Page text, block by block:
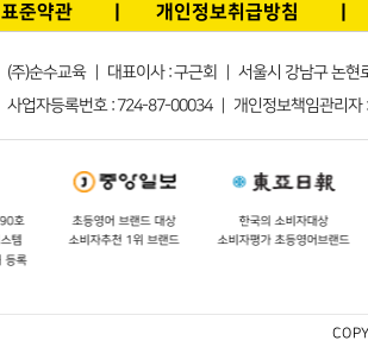
표준약관 개인정보취급방침
(주)순수교육 ｜ 대표이사 : 구근회 ｜ 서울시 강남구 논
사업자등록번호 : 724-87-00034 ｜ 개인정보책임관리
초등영어 브랜드 대상
소비자추천 1위 브랜드
한국의 소비자대상
소비자평가 초등영어브랜드
우수